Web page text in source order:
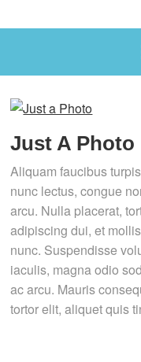
Just A Photo
Aliquam faucibus
nunc lectus, congue
arcu. Nulla placerat,
adipiscing dui, et
nunc. Suspendisse
iaculis, magna odio
ac arcu. Mauris
tortor elit, aliquet quis